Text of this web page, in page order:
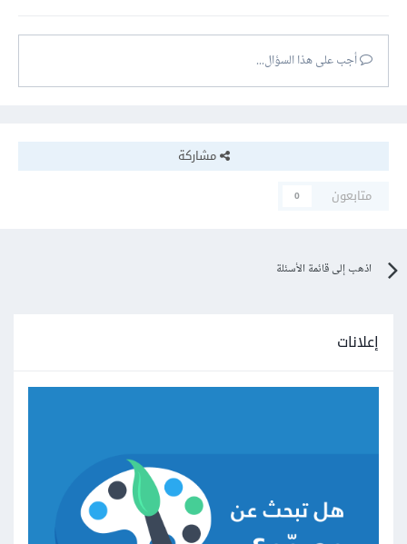
أجب على هذا السؤال...
مشاركة
متابعون
0
اذهب إلى قائمة الأسئلة
إعلانات